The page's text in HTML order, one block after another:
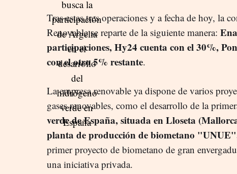
Tras estas tres operaciones y a fecha de hoy, la
Renovable se reparte de la siguiente manera:
participaciones, Hy24 cuenta con el 30%,
con el otro 5% restante.
La empresa renovable ya dispone de varios
gases renovables, como el desarrollo de la
verde de España, situada en Lloseta
planta de producción de biometano
primer proyecto de biometano de gran
una iniciativa privada.